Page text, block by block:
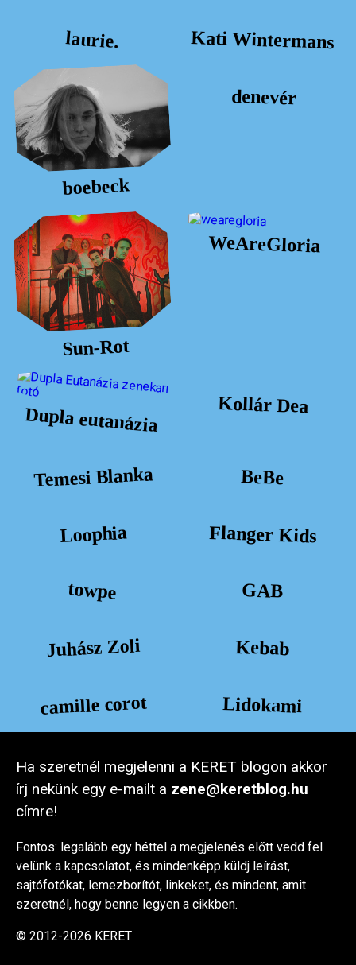
laurie. Kati Wintermans
boebeck
denevér
Sun-Rot
WeAreGloria
Dupla eutanázia Kollár Dea
Temesi Blanka BeBe
Loophia Flanger Kids
towpe GAB
Juhász Zoli Kebab
camille corot Lidokami
Ha szeretnél megjelenni a KERET blogon akkor
írj nekünk egy e-mailt a zene@keretblog.hu
címre!
Fontos: legalább egy héttel a megjelenés előtt vedd fel
velünk a kapcsolatot, és mindenképp küldj leírást,
sajtófotókat, lemezborítót, linkeket, és mindent, amit
szeretnél, hogy benne legyen a cikkben.
© 2012-2026 KERET